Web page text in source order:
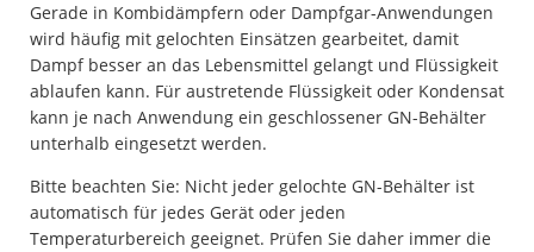
Gerade in Kombidämpfern oder Dampfgar-Anwendungen
wird häufig mit gelochten Einsätzen gearbeitet, damit
Dampf besser an das Lebensmittel gelangt und Flüssigkeit
ablaufen kann. Für austretende Flüssigkeit oder Kondensat
kann je nach Anwendung ein geschlossener GN-Behälter
unterhalb eingesetzt werden.
Bitte beachten Sie: Nicht jeder gelochte GN-Behälter ist
automatisch für jedes Gerät oder jeden
Temperaturbereich geeignet. Prüfen Sie daher immer die